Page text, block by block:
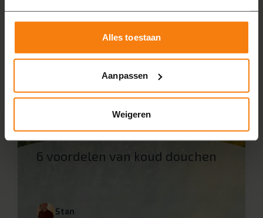
Alles toestaan
Aanpassen
Weigeren
13 mei
6 voordelen van koud douchen
Stan